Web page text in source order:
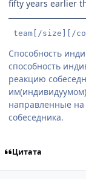
fifty years earlier
team[/size][/
Способность
способность
реакцию
направленные на
собеседника.
Цитата